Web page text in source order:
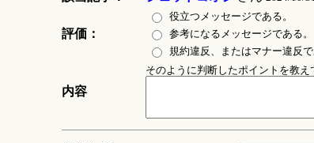
評価：
役立つメッセージである。
参考になるメッセージである。
規約違反、またはマナー違反で
内容
そのように判断したポイントを教え